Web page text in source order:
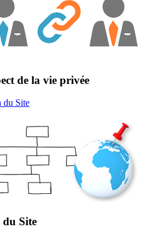
de la vie privée
du Site
du Site